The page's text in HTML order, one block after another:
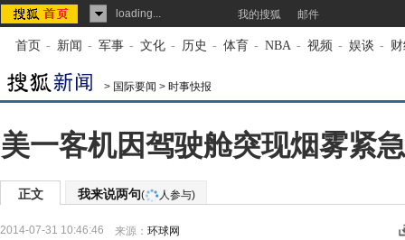
loading... 我的搜狐 邮件
首页 - 新闻 - 军事 - 文化 - 历史 - 体育 - NBA - 视频 - 娱谈 -
> 国际要闻 > 时事快报
美一客机因驾驶舱突现烟雾紧
正文 我来说两句( 人参与)
2014-07-31 10:46:46 来源： 环球网